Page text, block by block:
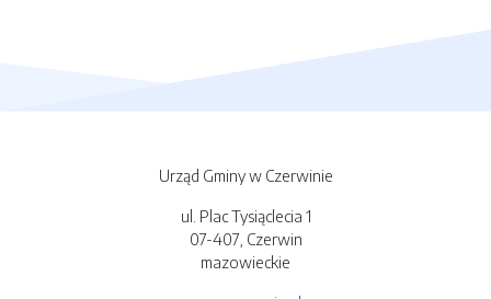
Urząd Gminy w Czerwinie
ul. Plac Tysiąclecia 1
07-407, Czerwin
mazowieckie